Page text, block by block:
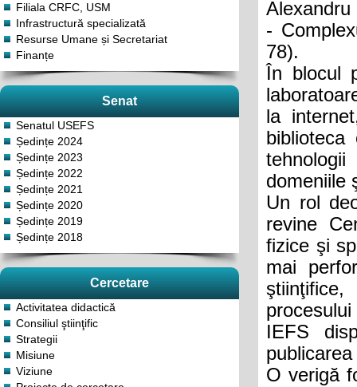
Filiala CRFC, USM
Infrastructură specializată
Resurse Umane și Secretariat
Finanțe
Senat
Senatul USEFS
Ședințe 2024
Ședințe 2023
Ședințe 2022
Ședințe 2021
Ședințe 2020
Ședințe 2019
Ședințe 2018
Cercetare
Activitatea didactică
Consiliul ştiinţific
Strategii
Misiune
Viziune
Alexandru
-
78).
În blocul
la
domeniile
Un rol
revine
fizice şi
mai
IEFS
O verigă